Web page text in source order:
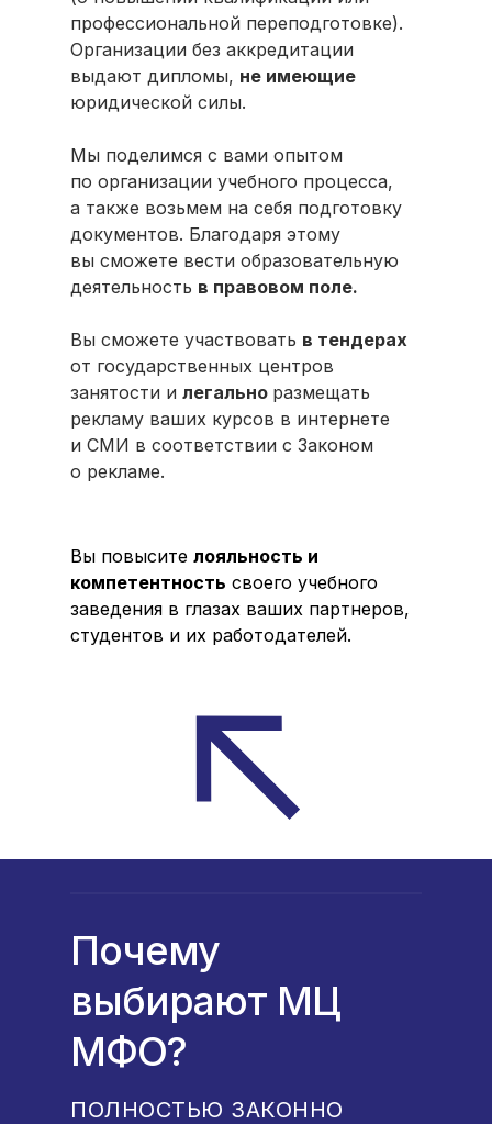
профессиональной переподготовке).
Организации без аккредитации
выдают дипломы, не имеющие
юридической силы.
Мы поделимся с вами опытом
по организации учебного процесса,
а также возьмем на себя подготовку
документов. Благодаря этому
вы сможете вести образовательную
деятельность в правовом поле.
Вы сможете участвовать в тендерах
от государственных центров
занятости и легально размещать
рекламу ваших курсов в интернете
и СМИ в соответствии с Законом
о рекламе.
Вы повысите лояльность и
компетентность своего учебного
заведения в глазах ваших партнеров,
студентов и их работодателей.
Почему
выбирают МЦ
МФО?
ПОЛНОСТЬЮ ЗАКОННО